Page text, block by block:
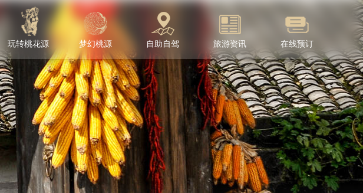
玩转桃花源 梦幻桃源 自助自驾 旅游资讯 在线预订